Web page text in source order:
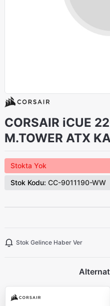
CORSAIR iCUE
M.TOWER ATX
Stokta Yok
Stok Kodu: CC-9011190-WW
Stok Gelince Haber Ver